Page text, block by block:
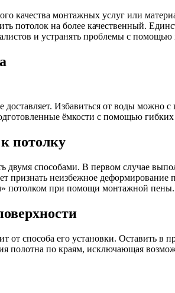
качества монтажных услуг или
потолок на более качественный.
и устранять проблемы с помощью
Избавиться от воды можно
ёмкости с помощью
потолку
двумя способами. В первом случае
признать неизбежное
потолком при помощи монтажной пены.
от способа его установки. Оставить в
полотна по краям, исключающая